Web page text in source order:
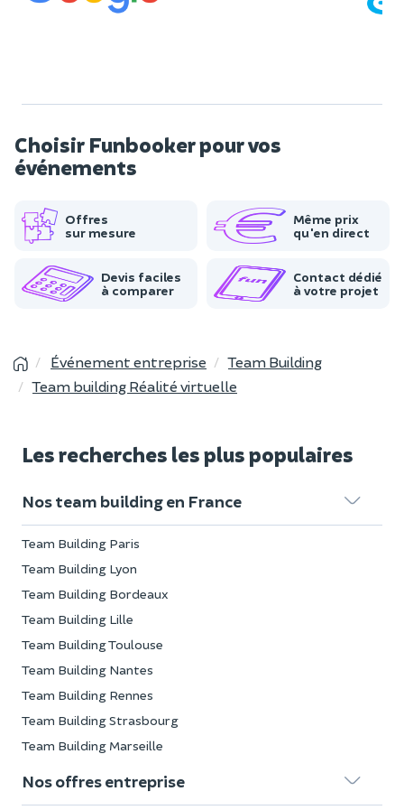
Choisir Funbooker pour vos
événements
Offres
sur mesure
Même prix
qu'en direct
Devis faciles
à comparer
Contact dédié
à votre projet
Événement entreprise
Team Building
Team building Réalité virtuelle
Les recherches les plus populaires
Nos team building en France
Team Building Paris
Team Building Lyon
Team Building Bordeaux
Team Building Lille
Team Building Toulouse
Team Building Nantes
Team Building Rennes
Team Building Strasbourg
Team Building Marseille
Nos offres entreprise